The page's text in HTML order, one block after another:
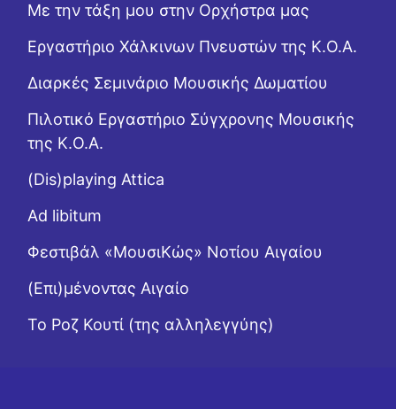
Με την τάξη μου στην Ορχήστρα μας
Εργαστήριo Χάλκινων Πνευστών της Κ.Ο.Α.
Διαρκές Σεμινάριο Μουσικής Δωματίου
Πιλοτικό Εργαστήριο Σύγχρονης Μουσικής
της Κ.Ο.Α.
(Dis)playing Attica
Ad libitum
Φεστιβάλ «ΜουσιΚώς» Νοτίου Αιγαίου
(Επι)μένοντας Αιγαίο
Το Ροζ Κουτί (της αλληλεγγύης)